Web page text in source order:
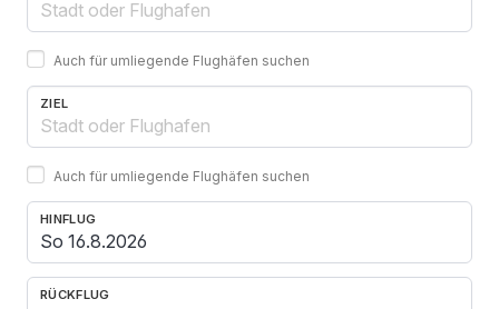
Auch für umliegende Flughäfen suchen
ZIEL
Auch für umliegende Flughäfen suchen
HINFLUG
RÜCKFLUG